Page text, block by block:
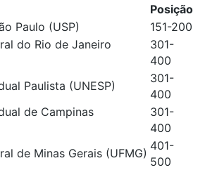
Posição
Paulo (USP)
151-200
do Rio de Janeiro
301-
400
Paulista (UNESP)
301-
400
de Campinas
301-
400
de Minas Gerais (UFMG)
401-
500